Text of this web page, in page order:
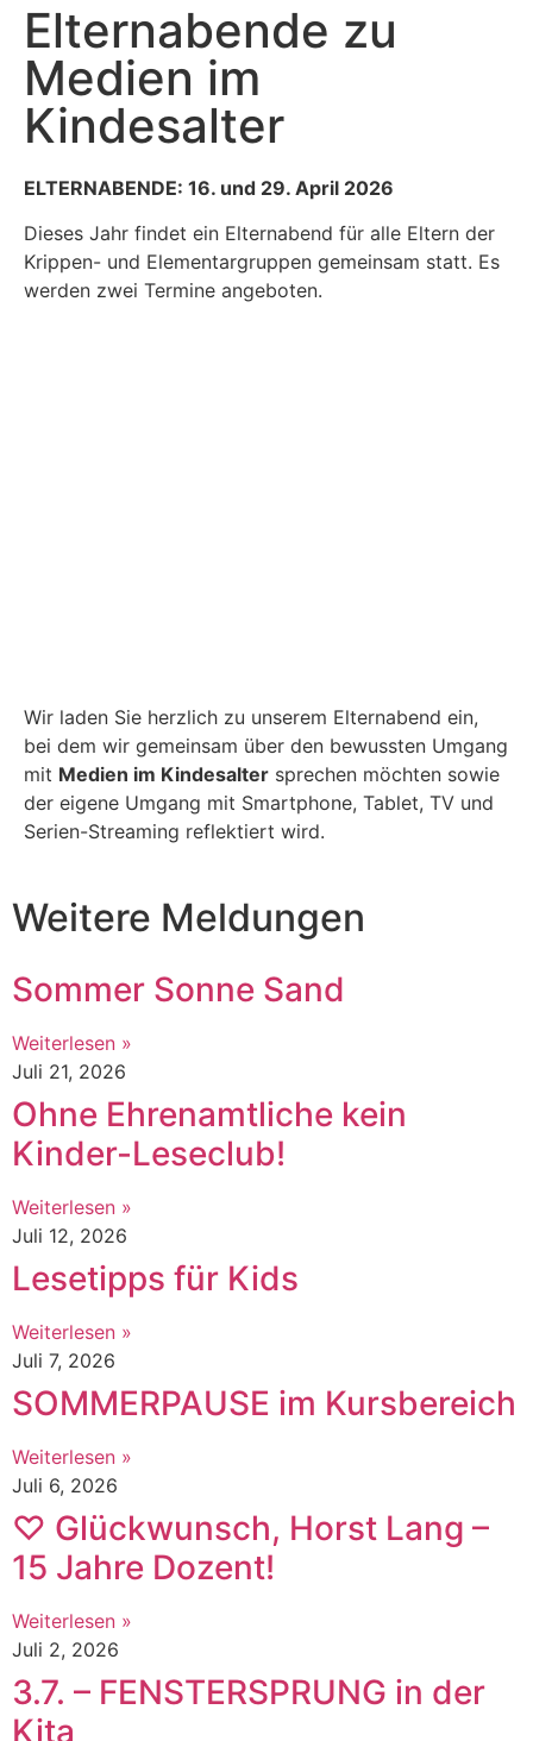
Elternabende zu
Medien im
Kindesalter
ELTERNABENDE: 16. und 29. April 2026
Dieses Jahr findet ein Elternabend für alle Eltern der
Krippen- und Elementargruppen gemeinsam statt. Es
werden zwei Termine angeboten.
Wir laden Sie herzlich zu unserem Elternabend ein,
bei dem wir gemeinsam über den bewussten Umgang
mit Medien im Kindesalter sprechen möchten sowie
der eigene Umgang mit Smartphone, Tablet, TV und
Serien-Streaming reflektiert wird.
Weitere Meldungen
Sommer Sonne Sand
Weiterlesen »
Juli 21, 2026
Ohne Ehrenamtliche kein
Kinder-Leseclub!
Weiterlesen »
Juli 12, 2026
Lesetipps für Kids
Weiterlesen »
Juli 7, 2026
SOMMERPAUSE im Kursbereich
Weiterlesen »
Juli 6, 2026
♡ Glückwunsch, Horst Lang –
15 Jahre Dozent!
Weiterlesen »
Juli 2, 2026
3.7. – FENSTERSPRUNG in der
Kita